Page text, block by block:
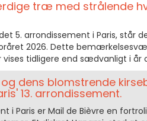
træ med strålende
det 5. arrondissement i Paris,
2026. Dette
tidligere end sædvanligt i år
og dens blomstrende
13. arrondissement.
i Paris er Mail de Bièvre en